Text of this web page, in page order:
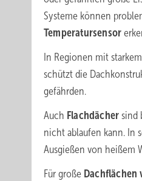
Systeme können
Temperatursensor
In Regionen mit
schützt die
gefährden.
Auch Flachdächersind
nicht ablaufen kann. In
Ausgießen von heißem
Für große